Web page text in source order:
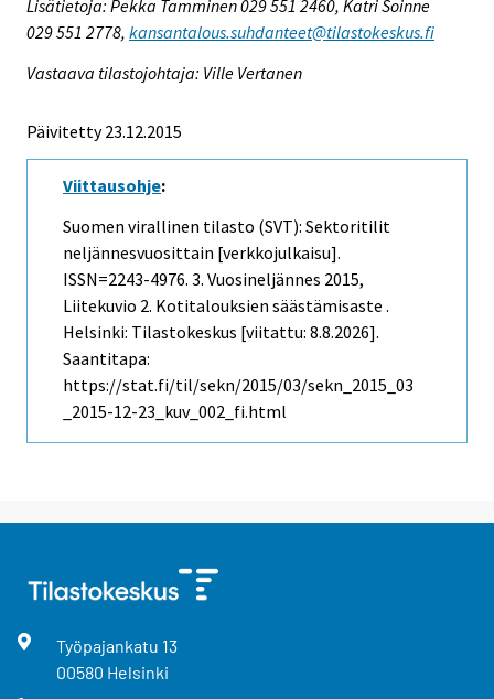
Lisätietoja: Pekka Tamminen 029 551 2460, Katri Soinne
029 551 2778, kansantalous.suhdanteet@tilastokeskus.fi
Vastaava tilastojohtaja: Ville Vertanen
Päivitetty 23.12.2015
Viittausohje:
Suomen virallinen tilasto (SVT): Sektoritilit
neljännesvuosittain [verkkojulkaisu].
ISSN=2243-4976. 3. Vuosineljännes 2015,
Liitekuvio 2. Kotitalouksien säästämisaste .
Helsinki: Tilastokeskus [viitattu: 8.8.2026].
Saantitapa:
https://stat.fi/til/sekn/2015/03/sekn_2015_03
_2015-12-23_kuv_002_fi.html
Työpajankatu 13
00580 Helsinki